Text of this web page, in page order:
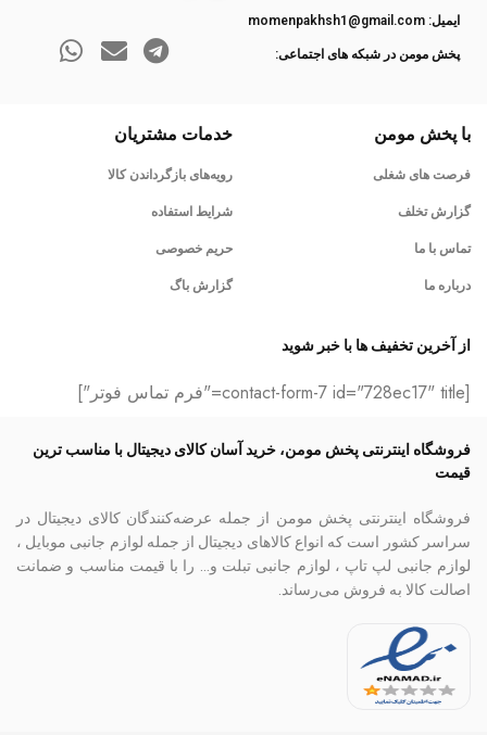
ایمیل: momenpakhsh1@gmail.com
پخش مومن در شبکه های اجتماعی:
با پخش مومن
فرصت های شغلی
گزارش تخلف
تماس با ما
درباره ما
خدمات مشتریان
رویه‌های بازگرداندن کالا
شرایط استفاده
حریم خصوصی
گزارش باگ
از آخرین تخفیف ها با خبر شوید
[contact-form-7 id="728ec17" title="فرم تماس فوتر"]
فروشگاه اینترنتی پخش مومن، خرید آسان کالای دیجیتال با مناسب ترین
قیمت
فروشگاه اینترنتی پخش مومن از جمله عرضه‌کنندگان کالای دیجیتال در
سراسر کشور است که انواع کالاهای دیجیتال از جمله لوازم جانبی موبایل ،
لوازم جانبی لپ تاپ ، لوازم جانبی تبلت و… را با قیمت مناسب و ضمانت
اصالت کالا به فروش می‌رساند.